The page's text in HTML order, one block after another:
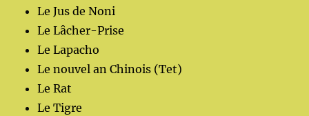
Le Jus de Noni
Le Lâcher-Prise
Le Lapacho
Le nouvel an Chinois (Tet)
Le Rat
Le Tigre